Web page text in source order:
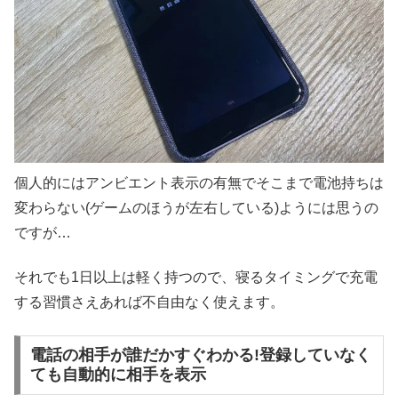
個人的にはアンビエント表示の有無でそこまで電池持ちは
変わらない(ゲームのほうが左右している)ようには思うの
ですが…
それでも1日以上は軽く持つので、寝るタイミングで充電
する習慣さえあれば不自由なく使えます。
電話の相手が誰だかすぐわかる!登録していなく
ても自動的に相手を表示